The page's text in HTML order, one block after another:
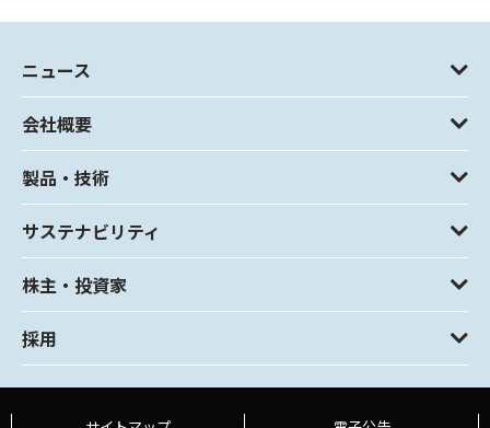
ニュース
会社概要
製品・技術
サステナビリティ
株主・投資家
採用